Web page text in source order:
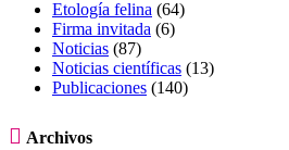
Etología felina (64)
Firma invitada (6)
Noticias (87)
Noticias científicas (13)
Publicaciones (140)
 Archivos